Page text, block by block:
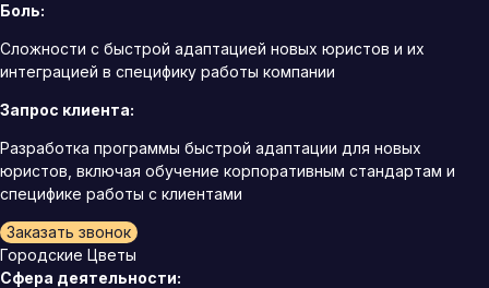
Боль:
Сложности с быстрой адаптацией новых юристов и их
интеграцией в специфику работы компании
Запрос клиента:
Разработка программы быстрой адаптации для новых
юристов, включая обучение корпоративным стандартам и
специфике работы с клиентами
Заказать звонок
Городские Цветы
Сфера деятельности: